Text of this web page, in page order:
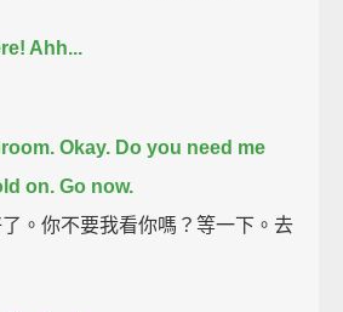
Ahh...
Okay. Do you need me
on. Go now.
。你不要我看你嗎？等一下。去